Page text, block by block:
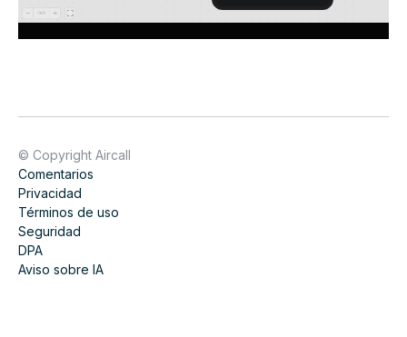
© Copyright Aircall
Comentarios
Privacidad
Términos de uso
Seguridad
DPA
Aviso sobre IA